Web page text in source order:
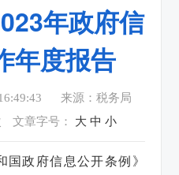
年政府信
年度报告
来源：税务局
文章字号： 大 中 小
国政府信息公开条例》